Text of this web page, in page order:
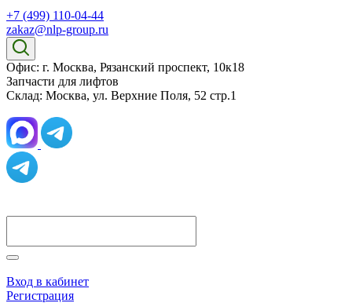
+7 (499) 110-04-44
zakaz@nlp-group.ru
Офис: г. Москва, Рязанский проспект, 10к18
Запчасти для лифтов
Склад: Москва, ул. Верхние Поля, 52 стр.1
Вход в кабинет
Регистрация